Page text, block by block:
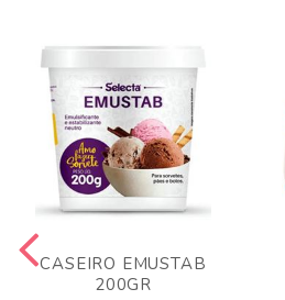
CASEIRO EMUSTAB
200GR